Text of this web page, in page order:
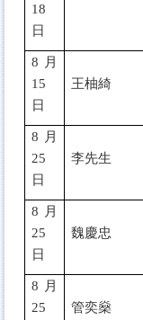
18
日
8 月
15
日
王柚綺
8 月
25
日
李先生
8 月
25
日
魏慶忠
8 月
25
管奕燊